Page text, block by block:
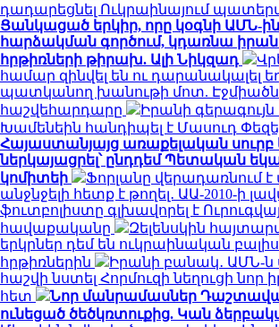
դադարեցնել Ուկրաինայում
Ցանկացած երկիր, որը կօգնի ԱՄՆ-
հարձակման գործում, կդառնա
հրթիռների թիրախ. Ալի Նիկզադ
համար զինվել են ու դարանակալել
պատկանող խանութի մոտ.
հաշվեհարդարը
Իրանի
Խամենեին հանդիպել է Մասուդ
Հայաստանյայց առաքելական սուրբ
ներկայացրել՝ ընդդեմ Պետական
կոմիտեի
Ֆորլանը վերադառնում
անջնջելի հետք է թողել․ ԱԱ-2010-ի
ֆուտբոլիստը գլխավորել է
հավաքականը
Զելենսկին
երկրներ դեմ են ուկրաինական
հրթիռներին
Իրանի բանակ․ ԱՄՆ-ն
հաշվի նստել Հորմուզի նեղուցի նոր
հետ
Նոր մանրամասներ
ունեցած ծեծկռտուքից. Կան